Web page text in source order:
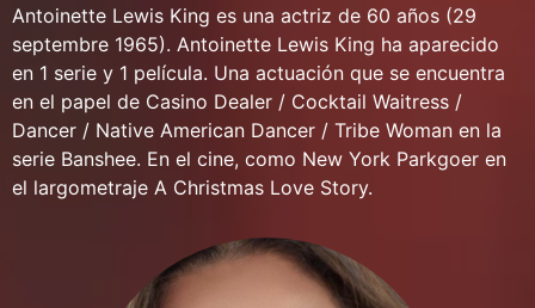
Antoinette Lewis King es una actriz de 60 años (29
septembre 1965). Antoinette Lewis King ha aparecido
en 1 serie y 1 película. Una actuación que se encuentra
en el papel de Casino Dealer / Cocktail Waitress /
Dancer / Native American Dancer / Tribe Woman en la
serie Banshee. En el cine, como New York Parkgoer en
el largometraje A Christmas Love Story.